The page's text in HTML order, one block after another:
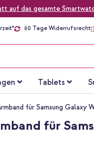
auf das gesamte
60 Tage Widerrufsrecht
Tablets
für Samsung
für